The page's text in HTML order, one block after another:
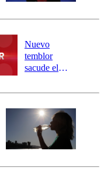
Nuevo
temblor
sacude el
revisa la
epicentro